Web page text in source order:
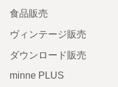
食品販売
ヴィンテージ販売
ダウンロード販売
minne PLUS